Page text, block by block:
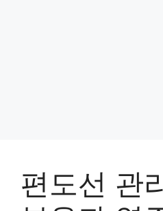
편도선 관